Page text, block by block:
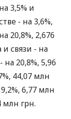
3,5% и
- на 3,6%,
20,8%, 2,676
связи - на
на 20,8%, 5,96
44,07 млн
6,77 млн
млн грн.